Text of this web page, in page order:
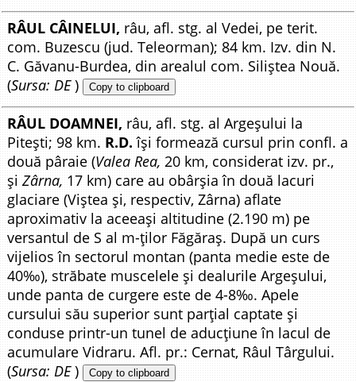
RÂUL CÂINELUI, râu, afl. stg. al Vedei, pe terit.
com. Buzescu (jud. Teleorman); 84 km. Izv. din N.
C. Găvanu-Burdea, din arealul com. Siliștea Nouă.
(Sursa: DE) Copy to clipboard
RÂUL DOAMNEI, râu, afl. stg. al Argeșului la
Pitești; 98 km. R.D. își formează cursul prin confl. a
două pâraie (Valea Rea, 20 km, considerat izv. pr.,
șiZârna, 17 km) care au obârșia în două lacuri
glaciare (Viștea și, respectiv, Zârna) aflate
aproximativ la aceeași altitudine (2.190 m) pe
versantul de S al m-ților Făgăraș. După un curs
vijelios în sectorul montan (panta medie este de
40‰), străbate muscelele și dealurile Argeșului,
unde panta de curgere este de 4-8‰. Apele
cursului său superior sunt parțial captate și
conduse printr-un tunel de aducțiune în lacul de
acumulare Vidraru. Afl. pr.: Cernat, Râul Târgului.
(Sursa: DE) Copy to clipboard